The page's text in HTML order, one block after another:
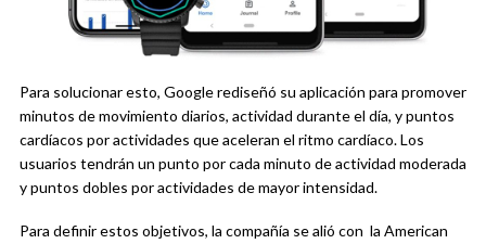
Para solucionar esto, Google rediseñó su aplicación para promover
minutos de movimiento diarios, actividad durante el día, y puntos
cardíacos por actividades que aceleran el ritmo cardíaco. Los
usuarios tendrán un punto por cada minuto de actividad moderada
y puntos dobles por actividades de mayor intensidad.
Para definir estos objetivos, la compañía se alió con la American